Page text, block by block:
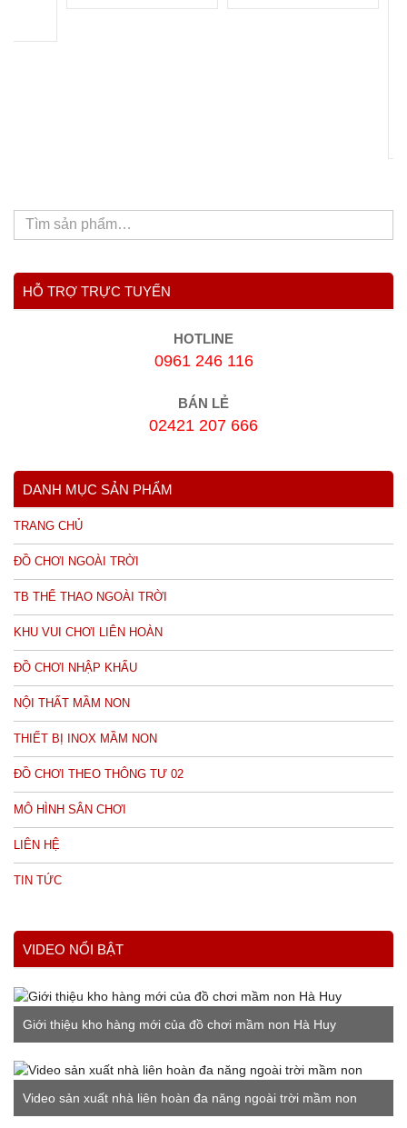
HỖ TRỢ TRỰC TUYẾN
HOTLINE
0961 246 116
BÁN LẺ
02421 207 666
DANH MỤC SẢN PHẨM
TRANG CHỦ
ĐỒ CHƠI NGOÀI TRỜI
TB THỂ THAO NGOÀI TRỜI
KHU VUI CHƠI LIÊN HOÀN
ĐỒ CHƠI NHẬP KHẨU
NỘI THẤT MẦM NON
THIẾT BỊ INOX MẦM NON
ĐỒ CHƠI THEO THÔNG TƯ 02
MÔ HÌNH SÂN CHƠI
LIÊN HỆ
TIN TỨC
VIDEO NỔI BẬT
Giới thiệu kho hàng mới của đồ chơi mầm non Hà Huy
Video sản xuất nhà liên hoàn đa năng ngoài trời mầm non